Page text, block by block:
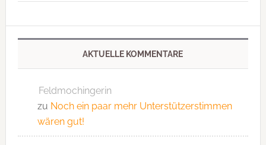
AKTUELLE KOMMENTARE
Feldmochingerin
zu Noch ein paar mehr Unterstützerstimmen
wären gut!